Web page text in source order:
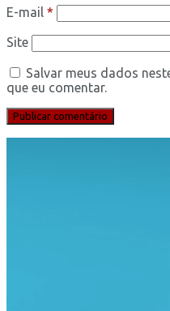
E-mail *
Site
Salvar meus dados
que eu comentar.